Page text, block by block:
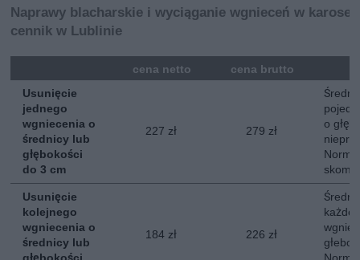
Naprawy blacharskie i wyciąganie wgnieceń w
cennik w Lublinie
cena netto cena brutto
Usunięcie
jednego
wgniecenia o
średnicy lub
głębokości
do 3 cm
227 zł 279 zł
Średni
o
Usunięcie
kolejnego
wgniecenia o
średnicy lub
184 zł 226 zł
Średni